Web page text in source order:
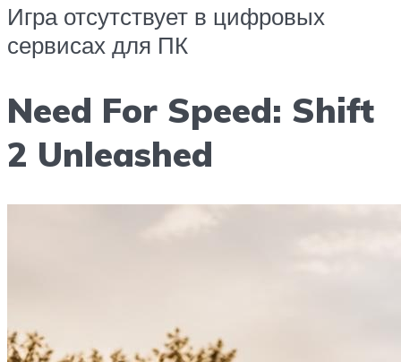
Игра отсутствует в цифровых
сервисах для ПК
Need For Speed: Shift
2 Unleashed